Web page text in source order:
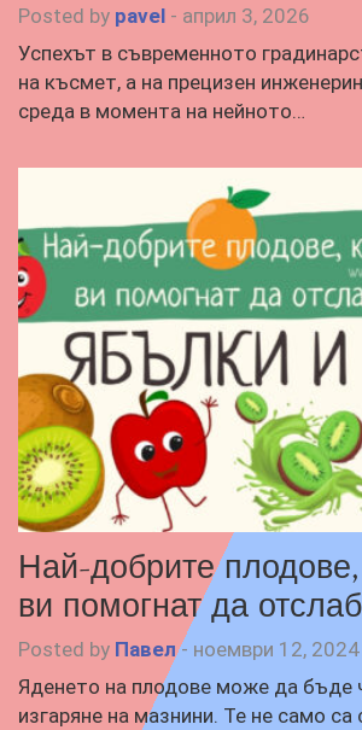
Posted by pavel - април 3, 2026
Успехът в съвременното
на късмет, а на прецизен
среда в момента на нейното…
Най-добрите
ви помогнат да
Posted by Павел - ноември 12, 2024
Яденето на плодове може да бъде
изгаряне на мазнини. Те не само са